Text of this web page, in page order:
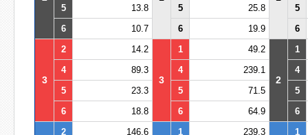
5
13.8 5 25.8
5
6
10.7 6 19.9 6
3
2 14.2
3
1 49.2
2
1
4
89.3 4 239.1
4
5
23.3 5 71.5
5
6
18.8 6 64.9 6
2 146.6 1 239.3
1